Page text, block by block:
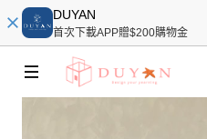
DUYAN
首次下載APP贈$200購物金